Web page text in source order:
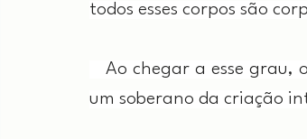
todos esses corpos são
Ao chegar a esse grau,
um soberano da criação